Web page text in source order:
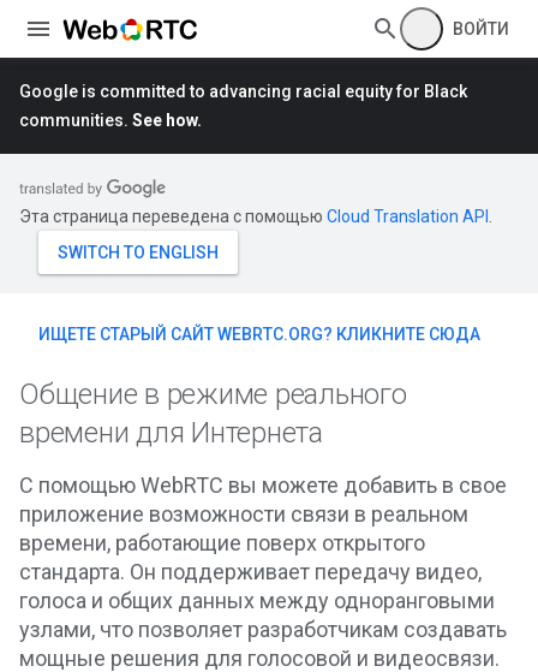
ВОЙТИ
Google is committed to advancing racial equity for Black
communities. See how.
Эта страница переведена с помощью Cloud Translation API
ИЩЕТЕ СТАРЫЙ САЙТ WEBRTC.ORG? КЛИКНИТЕ СЮДА
Общение в режиме реального
времени для Интернета
С помощью WebRTC вы можете добавить в свое
приложение возможности связи в реальном
времени, работающие поверх открытого
стандарта. Он поддерживает передачу видео,
голоса и общих данных между одноранговыми
узлами, что позволяет разработчикам создавать
мощные решения для голосовой и видеосвязи.